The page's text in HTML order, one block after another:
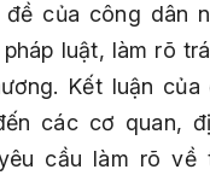
của công dân
luật, làm rõ
Kết luận
các cơ quan,
cầu làm rõ về